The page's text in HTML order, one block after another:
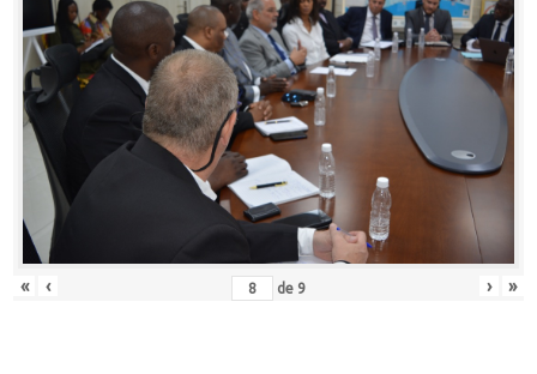
« ‹ de 9 › »